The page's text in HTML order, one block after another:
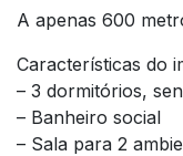
A apenas 600
Características do
– 3 dormitórios,
– Banheiro social
– Sala para 2